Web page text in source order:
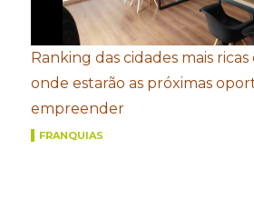
Ranking das cidades mais
onde estarão as próximas
empreender
FRANQUIAS